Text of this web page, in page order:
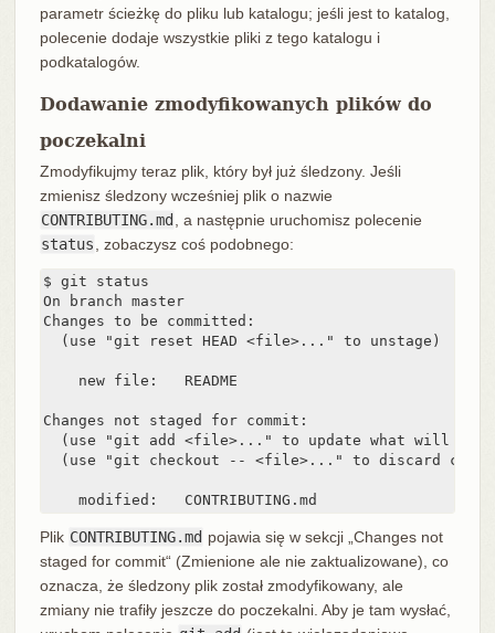
parametr ścieżkę do pliku lub katalogu; jeśli jest to katalog,
polecenie dodaje wszystkie pliki z tego katalogu i
podkatalogów.
Dodawanie zmodyfikowanych plików do
poczekalni
Zmodyfikujmy teraz plik, który był już śledzony. Jeśli
zmienisz śledzony wcześniej plik o nazwie
CONTRIBUTING.md
, a następnie uruchomisz polecenie
status
, zobaczysz coś podobnego:
$ git status
On branch master
Changes to be committed:
  (use "git reset HEAD <file>..." to unstage)
    new file:   README
Changes not staged for commit:
(use "git add <file>..." to update what will be
(use "git checkout -- <file>..." to discard
    modified:   CONTRIBUTING.md
Plik CONTRIBUTING.md pojawia się w sekcji „Changes not
staged for commit“ (Zmienione ale nie zaktualizowane), co
oznacza, że śledzony plik został zmodyfikowany, ale
zmiany nie trafiły jeszcze do poczekalni. Aby je tam wysłać,